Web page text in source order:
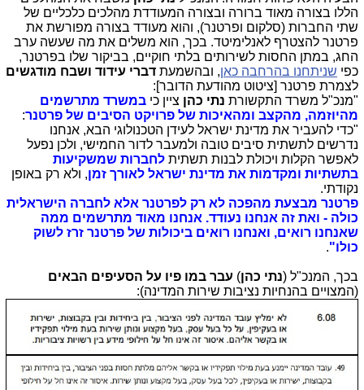
הללו בצורה מאוד ברורה ובצורה המעודדת מהלכים כלכליים של
שתי החברות (סלקום ופרטנר), והוא מעודד בצורה מפורשת את
פרטנר להצטרף לאנלימיטד. בכך, הוא משלים את מה שעשה ערב
החג, במתן החסות לשירותים בלתי חוקיים, בביקור שלו בפרטנר,
כפי שניתחנו בהרחבה כאן, ובהשמעת דברי עידוד ושבח מודגשים
לצמרת פרטנר [ציטוט מהודעת הדובר]:
"מנכ"ל משרד התקשורת נתי כהן ציין כי במשרד מתרשמים
מהיוזמה, מהקצב ומהאיכות של פרויקט הסיבים של פרטנר:
"כדי להעביר את מדינת ישראל לעידן הטכנולוגי הבא, אנחנו
נדרשים לתשתית סיבים טובה ולמעבר לדור החמישי, ולכן נפעל
לאפשר הקלות ויכולת לבנות תשתית לחברות שמשקיעות
בתשתיות ומקדמות את מדינת ישראל לאורך זמן, ולא רק באופן
נקודתי.
פרטנר מבצעת מהפכה לא רק לפרטנר אלא לחברה הישראלית
כולה - ואת זה אנחנו נעודד. אנחנו מאוד מתרשמים ממה
שאנחנו רואים, ואנחנו רואים ביכולות של פרטנר זרז לשוק
כולו".
בכך, המנכ"ל (נתי כהן) עבר במו פיו על הסעיפים הבאים
(המצויים בהנחיות נציבות שירות המדינה):